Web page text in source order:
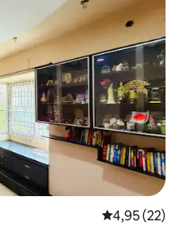
Vlerësimi
4,95 (22)